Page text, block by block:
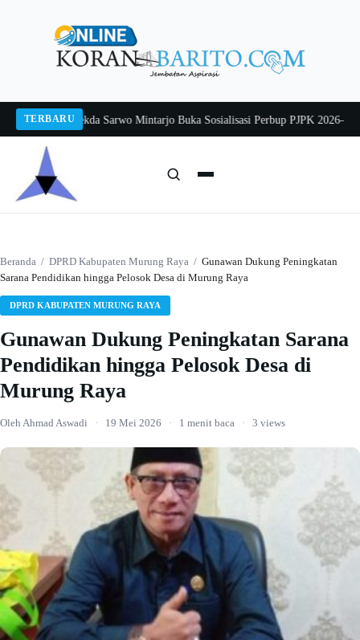
TERBARU
2026Pj Sekda Sarwo Mintarjo Buka Sosialisasi Perbup PJPK 2026–2030
Beranda / DPRD Kabupaten Murung Raya / Gunawan Dukung Peningkatan
Sarana Pendidikan hingga Pelosok Desa di Murung Raya
DPRD KABUPATEN MURUNG RAYA
Gunawan Dukung Peningkatan Sarana
Pendidikan hingga Pelosok Desa di
Murung Raya
Oleh Ahmad Aswadi · 19 Mei 2026 · 1 menit baca · 3 views